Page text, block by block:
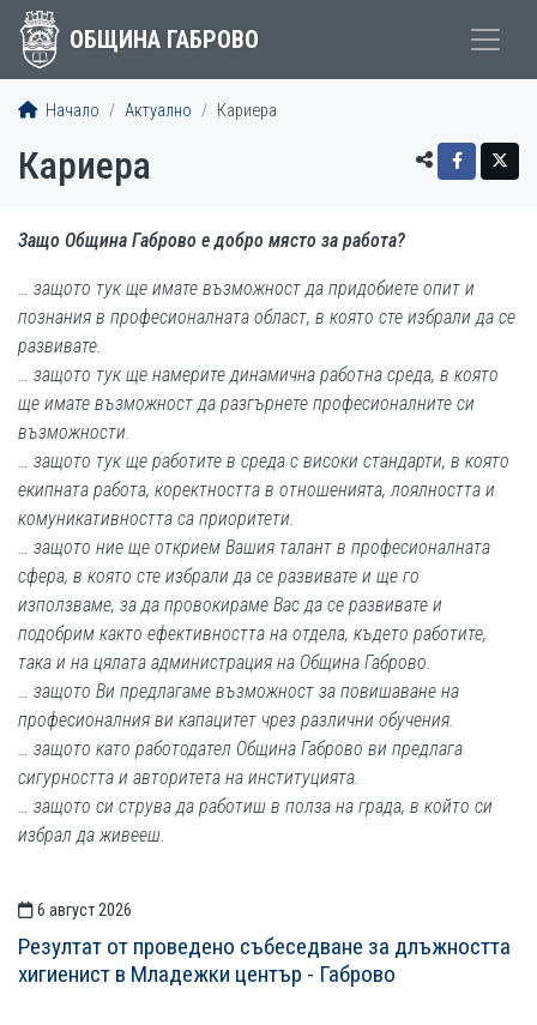
ОБЩИНА ГАБРОВО
Начало Актуално Кариера
Кариера
Защо Община Габрово е добро място за работа?
… защото тук ще имате възможност да придобиете опит и
познания в професионалната област, в която сте избрали да се
развивате.
… защото тук ще намерите динамична работна среда, в която
ще имате възможност да разгърнете професионалните си
възможности.
… защото тук ще работите в среда с високи стандарти, в която
екипната работа, коректността в отношенията, лоялността и
комуникативността са приоритети.
… защото ние ще открием Вашия талант в професионалната
сфера, в която сте избрали да се развивате и ще го
използваме, за да провокираме Вас да се развивате и
подобрим както ефективността на отдела, където работите,
така и на цялата администрация на Община Габрово.
… защото Ви предлагаме възможност за повишаване на
професионалния ви капацитет чрез различни обучения.
… защото като работодател Община Габрово ви предлага
сигурността и авторитета на институцията.
… защото си струва да работиш в полза на града, в който си
избрал да живееш.
СТАТИИСТАТИИ
6 август 2026
Резултат от проведено събеседване за длъжността
хигиенист в Младежки център - Габрово